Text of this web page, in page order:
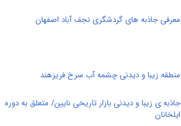
معرفی جاذبه های گردشگری نجف آباد اصفهان
منطقه زیبا و دیدنی چشمه آب سرخ فریزهند
جاذبه ی زیبا و دیدنی بازار تاریخی نایین/ متعلق به دوره
ایلخانان